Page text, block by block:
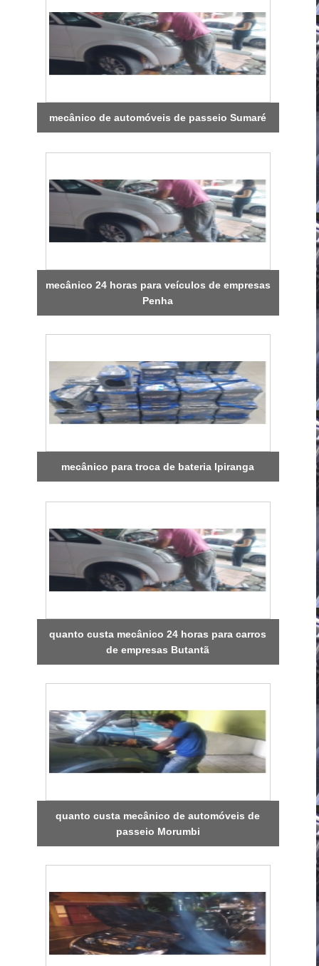
mecânico de automóveis de passeio Sumaré
mecânico 24 horas para veículos de empresas
Penha
mecânico para troca de bateria Ipiranga
quanto custa mecânico 24 horas para carros
de empresas Butantã
quanto custa mecânico de automóveis de
passeio Morumbi